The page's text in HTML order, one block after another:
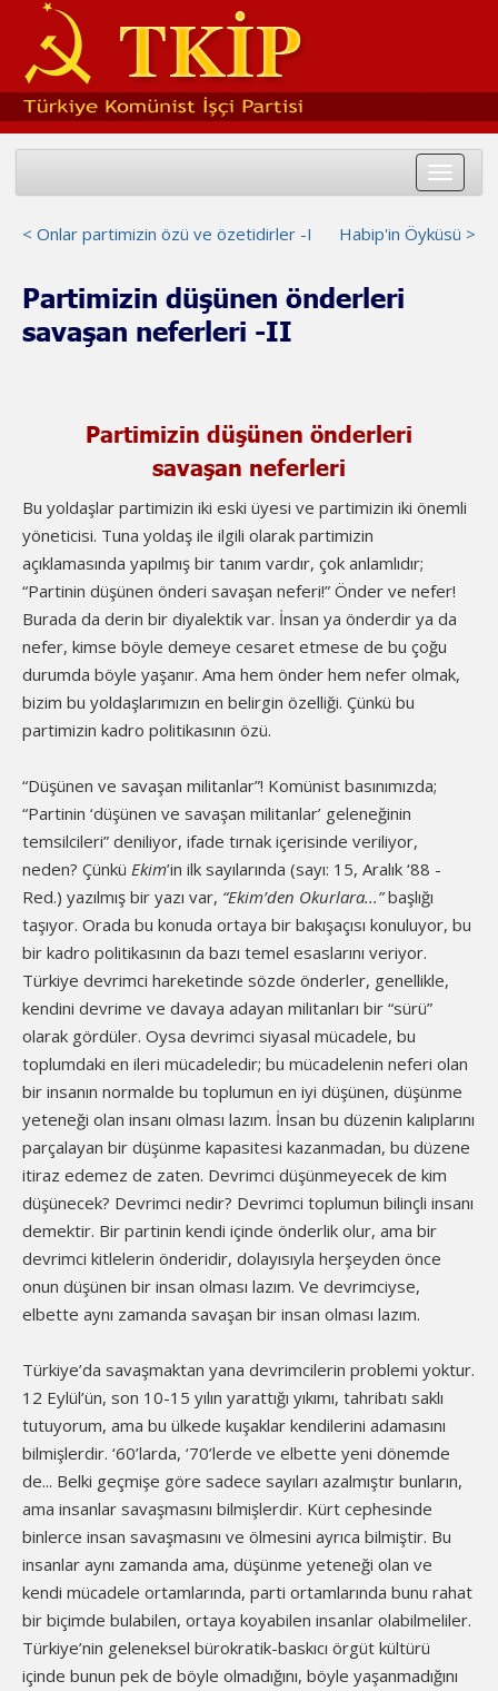
Toggle
Habip'in Öyküsü >
< Onlar partimizin özü ve özetidirler -I
Partimizin düşünen önderleri
savaşan neferleri -II
Partimizin düşünen önderleri
savaşan neferleri
Bu yoldaşlar partimizin iki eski üyesi ve partimizin iki önemli
yöneticisi. Tuna yoldaş ile ilgili olarak partimizin
açıklamasında yapılmış bir tanım vardır, çok anlamlıdır;
“Partinin düşünen önderi savaşan neferi!” Önder ve nefer!
Burada da derin bir diyalektik var. İnsan ya önderdir ya da
nefer, kimse böyle demeye cesaret etmese de bu çoğu
durumda böyle yaşanır. Ama hem önder hem nefer olmak,
bizim bu yoldaşlarımızın en belirgin özelliği. Çünkü bu
partimizin kadro politikasının özü.
“Düşünen ve savaşan militanlar”! Komünist basınımızda;
“Partinin ‘düşünen ve savaşan militanlar’ geleneğinin
temsilcileri” deniliyor, ifade tırnak içerisinde veriliyor,
neden? Çünkü Ekim’in ilk sayılarında (sayı: 15, Aralık ‘88 -
Red.) yazılmış bir yazı var, “Ekim’den Okurlara...”başlığı
taşıyor. Orada bu konuda ortaya bir bakışaçısı konuluyor, bu
bir kadro politikasının da bazı temel esaslarını veriyor.
Türkiye devrimci hareketinde sözde önderler, genellikle,
kendini devrime ve davaya adayan militanları bir “sürü”
olarak gördüler. Oysa devrimci siyasal mücadele, bu
toplumdaki en ileri mücadeledir; bu mücadelenin neferi olan
bir insanın normalde bu toplumun en iyi düşünen, düşünme
yeteneği olan insanı olması lazım. İnsan bu düzenin kalıplarını
parçalayan bir düşünme kapasitesi kazanmadan, bu düzene
itiraz edemez de zaten. Devrimci düşünmeyecek de kim
düşünecek? Devrimci nedir? Devrimci toplumun bilinçli insanı
demektir. Bir partinin kendi içinde önderlik olur, ama bir
devrimci kitlelerin önderidir, dolayısıyla herşeyden önce
onun düşünen bir insan olması lazım. Ve devrimciyse,
elbette aynı zamanda savaşan bir insan olması lazım.
Türkiye’da savaşmaktan yana devrimcilerin problemi yoktur.
12 Eylül’ün, son 10-15 yılın yarattığı yıkımı, tahribatı saklı
tutuyorum, ama bu ülkede kuşaklar kendilerini adamasını
bilmişlerdir. ‘60’larda, ‘70’lerde ve elbette yeni dönemde
de... Belki geçmişe göre sadece sayıları azalmıştır bunların,
ama insanlar savaşmasını bilmişlerdir. Kürt cephesinde
binlerce insan savaşmasını ve ölmesini ayrıca bilmiştir. Bu
insanlar aynı zamanda ama, düşünme yeteneği olan ve
kendi mücadele ortamlarında, parti ortamlarında bunu rahat
bir biçimde bulabilen, ortaya koyabilen insanlar olabilmeliler.
Türkiye’nin geleneksel bürokratik-baskıcı örgüt kültürü
içinde bunun pek de böyle olmadığını, böyle yaşanmadığını